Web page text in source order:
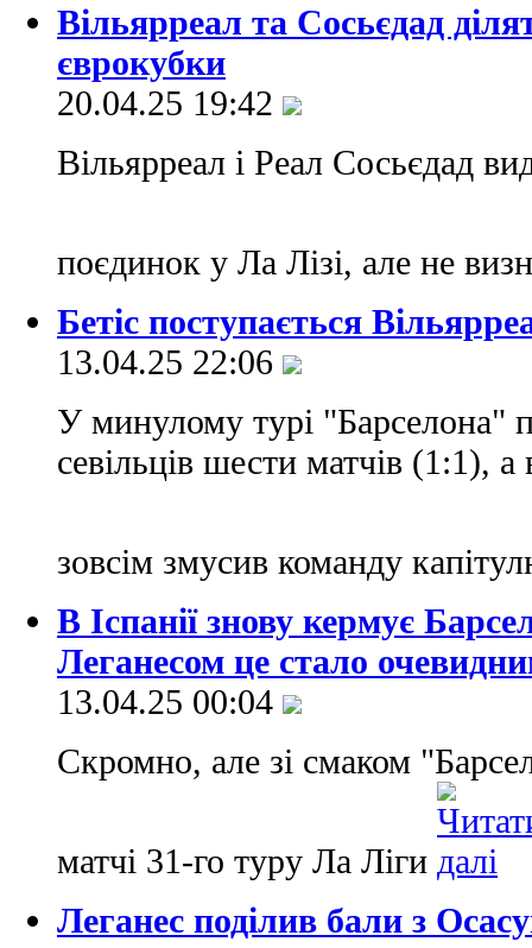
Вільярреал та Сосьєдад
єврокубки
20.04.25 19:42
Вільярреал і Реал Сосьєдад
поєдинок у Ла Лізі, але не
Бетіс поступається
13.04.25 22:06
У минулому турі "Барселона"
севільців шести матчів (1:1),
зовсім змусив команду
В Іспанії знову кермує
Леганесом це стало
13.04.25 00:04
Скромно, але зі смаком
матчі 31-го туру Ла Ліги
Леганес поділив бали з